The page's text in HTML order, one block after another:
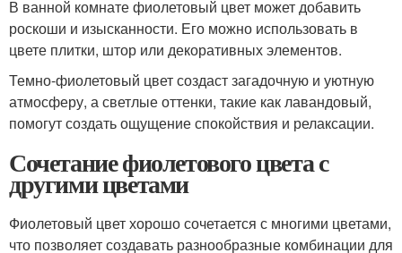
В ванной комнате фиолетовый цвет может добавить
роскоши и изысканности. Его можно использовать в
цвете плитки, штор или декоративных элементов.
Темно-фиолетовый цвет создаст загадочную и уютную
атмосферу, а светлые оттенки, такие как лавандовый,
помогут создать ощущение спокойствия и релаксации.
Сочетание фиолетового цвета с
другими цветами
Фиолетовый цвет хорошо сочетается с многими цветами,
что позволяет создавать разнообразные комбинации для